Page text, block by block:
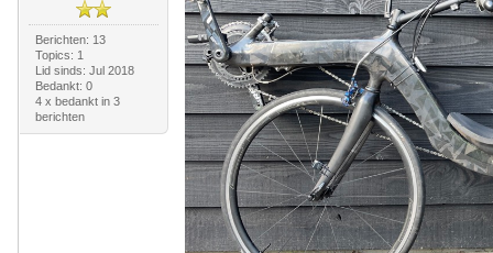
Berichten: 13
Topics: 1
Lid sinds: Jul 2018
Bedankt: 0
4 x bedankt in 3
berichten